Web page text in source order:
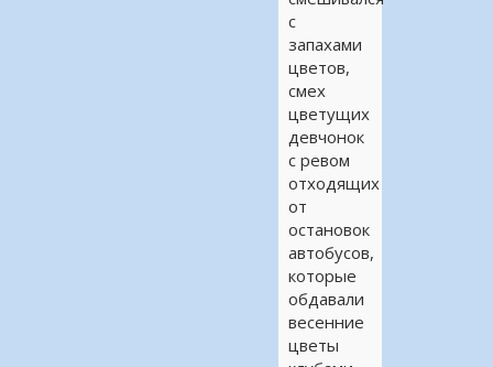
с
запахами
цветов,
смех
цветущих
девчонок
с ревом
отходящих
от
остановок
автобусов,
которые
обдавали
весенние
цветы